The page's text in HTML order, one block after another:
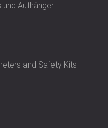
Aufhänger
and Safety Kits